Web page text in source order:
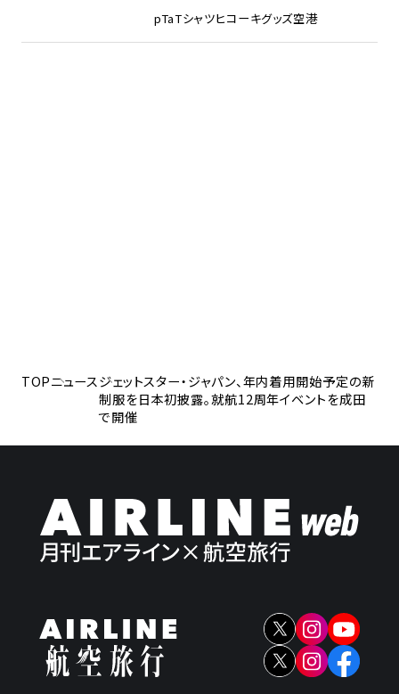
pTaTシャツヒコーキグッズ空港
TOPニュースジェットスター・ジャパン、年内着用開始予定の新
制服を日本初披露。就航12周年イベントを成田
で開催